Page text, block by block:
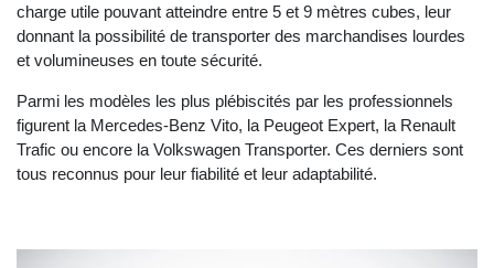
charge utile pouvant atteindre entre 5 et 9 mètres cubes, leur
donnant la possibilité de transporter des marchandises lourdes
et volumineuses en toute sécurité.
Parmi les modèles les plus plébiscités par les professionnels
figurent la Mercedes-Benz Vito, la Peugeot Expert, la Renault
Trafic ou encore la Volkswagen Transporter. Ces derniers sont
tous reconnus pour leur fiabilité et leur adaptabilité.